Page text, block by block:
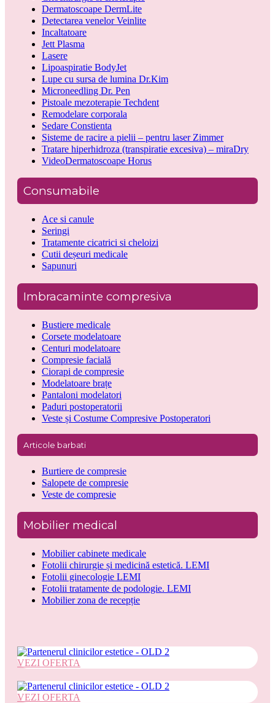
Dermatoscoape DermLite
Detectarea venelor Veinlite
Incaltatoare
Jett Plasma
Lasere
Lipoaspiratie BodyJet
Lupe cu sursa de lumina Dr.Kim
Microneedling Dr. Pen
Pistoale mezoterapie Techdent
Remodelare corporala
Sedare Constienta
Sisteme de racire a pielii – pentru laser Zimmer
Tratare hiperhidroza (transpiratie excesiva) – miraDry
VideoDermatoscoape Horus
Consumabile
Ace si canule
Seringi
Tratamente cicatrici si cheloizi
Cutii deșeuri medicale
Sapunuri
Imbracaminte compresiva
Bustiere medicale
Corsete modelatoare
Centuri modelatoare
Compresie facială
Ciorapi de compresie
Modelatoare brațe
Pantaloni modelatori
Paduri postoperatorii
Veste și Costume Compresive Postoperatori
Articole barbati
Burtiere de compresie
Salopete de compresie
Veste de compresie
Mobilier medical
Mobilier cabinete medicale
Fotolii chirurgie și medicină estetică. LEMI
Fotolii ginecologie LEMI
Fotolii tratamente de podologie. LEMI
Mobilier zona de recepție
VEZI OFERTA
VEZI OFERTA